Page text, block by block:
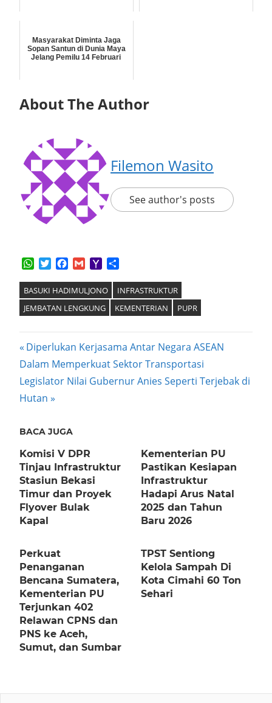
Masyarakat Diminta Jaga
Sopan Santun di Dunia Maya
Jelang Pemilu 14 Februari
About The Author
Filemon Wasito
See author's posts
WhatsApp
TwitterFacebook
GmailYahoo
BASUKI HADIMULJONO
INFRASTRUKTUR
JEMBATAN LENGKUNG
KEMENTERIAN PUPR
Post
navigation
Previous
Post:
Diperlukan Kerjasama Antar Negara ASEAN
Dalam Memperkuat Sektor Transportasi
Next
Post:
Legislator Nilai Gubernur Anies Seperti Terjebak di
Hutan
BACA JUGA
Komisi V DPR
Tinjau Infrastruktur
Stasiun Bekasi
Timur dan Proyek
Flyover Bulak
Kapal
Kementerian PU
Pastikan Kesiapan
Infrastruktur
Hadapi Arus Natal
2025 dan Tahun
Baru 2026
Perkuat
Penanganan
Bencana Sumatera,
Kementerian PU
Terjunkan 402
Relawan CPNS dan
PNS ke Aceh,
Sumut, dan Sumbar
TPST Sentiong
Kelola Sampah Di
Kota Cimahi 60 Ton
Sehari